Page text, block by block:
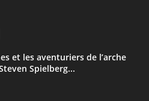
et les aventuriers de l’arche
Spielberg...